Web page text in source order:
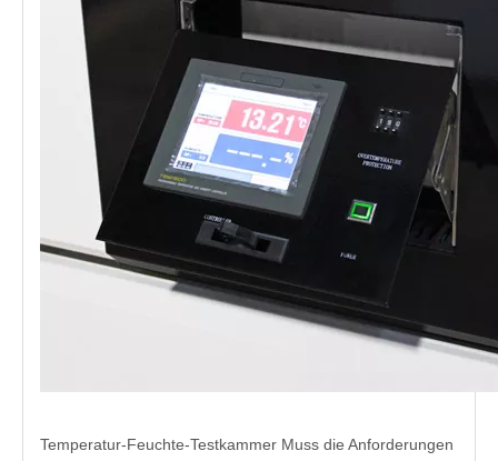
Temperatur-Feuchte-Testkammer Muss die Anforderungen